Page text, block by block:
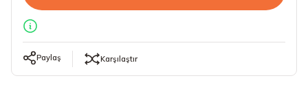
Paylaş Karşılaştır